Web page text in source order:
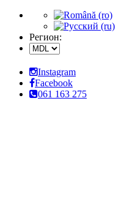
Регион:
Instagram
Facebook
061 163 275